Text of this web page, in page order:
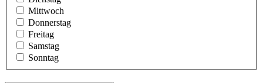
Mittwoch
Donnerstag
Freitag
Samstag
Sonntag